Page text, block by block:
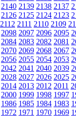
2140 2139 2138 2137
2126 2125 2124 2123
2112 2111 2110 2109
2098 2097 2096 2095
2084 2083 2082 2081
2070 2069 2068 2067
2056 2055 2054 2053
2042 2041 2040 2039
2028 2027 2026 2025
2014 2013 2012 2011
2000 1999 1998 1997
1986 1985 1984 1983
1972 1971 1970 1969